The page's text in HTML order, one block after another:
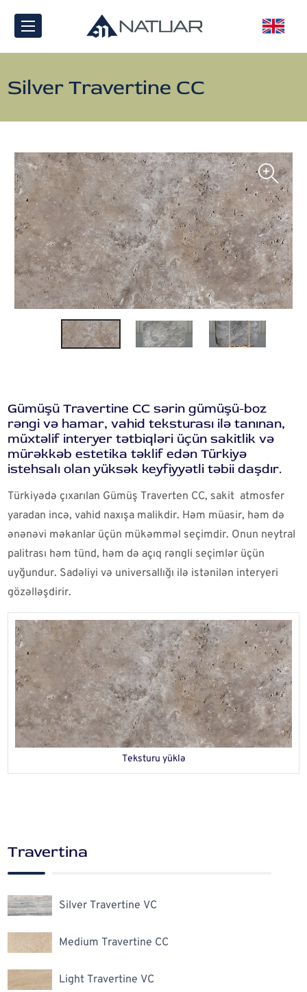
Silver Travertine CC
Gümüşü Travertine CC sərin gümüşü-boz
rəngi və hamar, vahid teksturası ilə tanınan,
müxtəlif interyer tətbiqləri üçün sakitlik və
mürəkkəb estetika təklif edən Türkiyə
istehsalı olan yüksək keyfiyyətli təbii daşdır.
Türkiyədə çıxarılan Gümüş Traverten CC, sakit atmosfer
yaradan incə, vahid naxışa malikdir. Həm müasir, həm də
ənənəvi məkanlar üçün mükəmməl seçimdir. Onun neytral
palitrası həm tünd, həm də açıq rəngli seçimlər üçün
uyğundur. Sadəliyi və universallığı ilə istənilən interyeri
gözəlləşdirir.
Teksturu yüklə
Travertina
Silver Travertine VC
Medium Travertine CC
Light Travertine VC